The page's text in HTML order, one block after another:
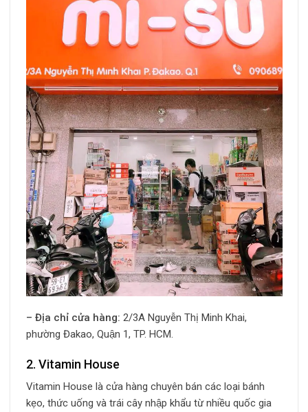
– Địa chỉ cửa hàng: 2/3A Nguyễn Thị Minh Khai,
phường Đakao, Quận 1, TP. HCM.
2. Vitamin House
Vitamin House là cửa hàng chuyên bán các loại bánh
kẹo, thức uống và trái cây nhập khẩu từ nhiều quốc gia